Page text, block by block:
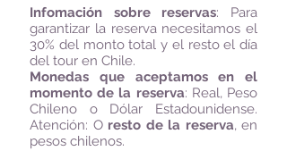
Infomación sobre reservas: Para
garantizar la reserva necesitamos el
30% del monto total y el resto el día
del tour en Chile.
Monedas que aceptamos en el
momento de la reserva: Real, Peso
Chileno o Dólar Estadounidense.
Atención: O resto de la reserva, en
pesos chilenos.